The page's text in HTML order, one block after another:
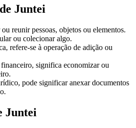
de Juntei
reunir pessoas, objetos ou elementos.
ou colecionar algo.
refere-se à operação de adição ou
significa economizar ou
pode significar anexar documentos
Juntei